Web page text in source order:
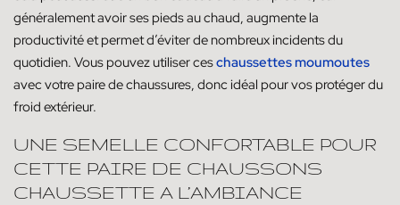
généralement avoir ses pieds au chaud, augmente la
productivité et permet d’éviter de nombreux incidents du
quotidien. Vous pouvez utiliser ceschaussettes moumoutes
avec votre paire de chaussures, donc idéal pour vos protéger du
froid extérieur.
UNE SEMELLE CONFORTABLE POUR
CETTE PAIRE DE CHAUSSONS
CHAUSSETTE A L’AMBIANCE